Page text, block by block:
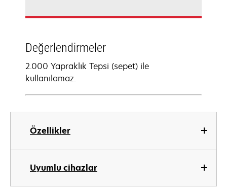
Özellikler
Uyumlu cihazlar
Değerlendirmeler
2.000 Yapraklık Tepsi (sepet) ile
kullanılamaz.